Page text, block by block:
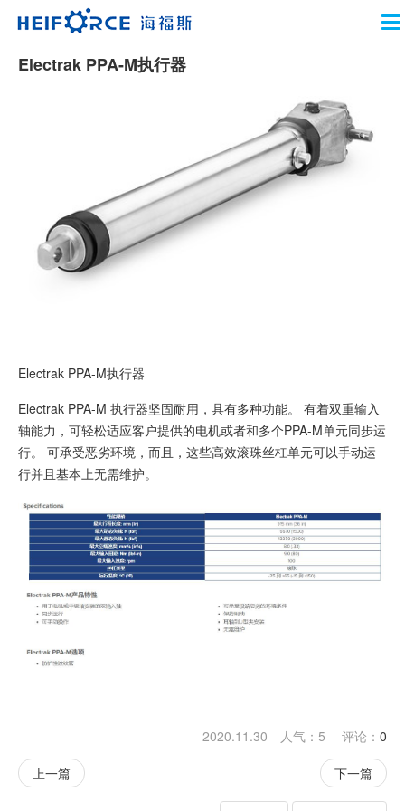
Electrak PPA-M执行器
Electrak PPA-M执行器
Electrak PPA-M 执行器坚固耐用，具有多种功能。 有着双重输入
轴能力，可轻松适应客户提供的电机或者和多个PPA-M单元同步运
行。 可承受恶劣环境，而且，这些高效滚珠丝杠单元可以手动运
行并且基本上无需维护。
2020.11.30 人气： 5 评论： 0
上一篇 下一篇